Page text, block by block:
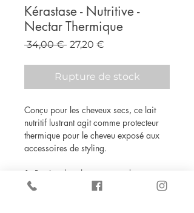
Kérastase - Nutritive -
Nectar Thermique
34,00 € Prix
27,20 €
Rupture de stock
Conçu pour les cheveux secs, ce lait
nutritif lustrant agit comme protecteur
thermique pour le cheveu exposé aux
accessoires de styling.
1. Protège les cheveux secs des
agressions du brushing